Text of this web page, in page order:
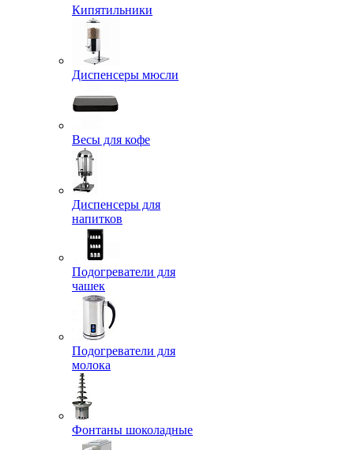
Кипятильники
Диспенсеры мюсли
Весы для кофе
Диспенсеры для
напитков
Подогреватели для
чашек
Подогреватели для
молока
Фонтаны шоколадные